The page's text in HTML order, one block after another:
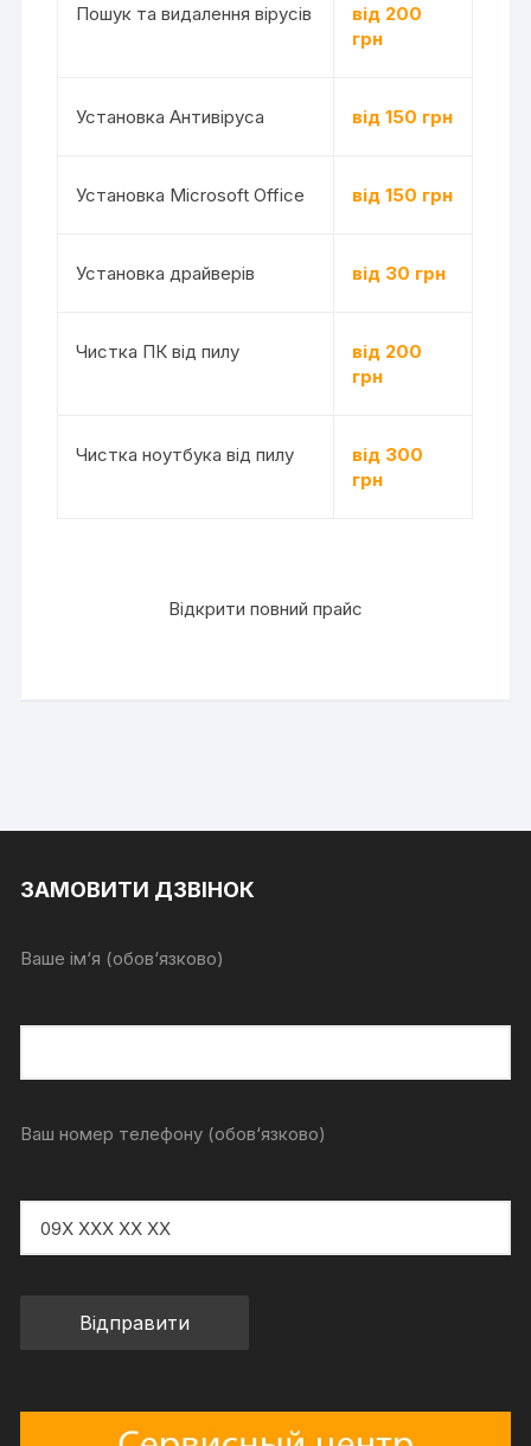
Пошук та видалення вірусів
від 200
грн
Установка Антивіруса від 150 грн
Установка Microsoft Office від 150 грн
Установка драйверів від 30 грн
Чистка ПК від пилу
від 200
грн
Чистка ноутбука від пилу
від 300
грн
Відкрити повний прайс
ЗАМОВИТИ ДЗВІНОК
Ваше ім‘я (обов‘язково)
Ваш номер телефону (обов‘язково)